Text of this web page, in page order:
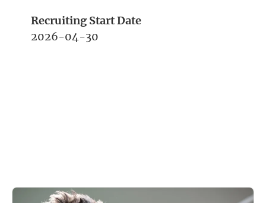
Recruiting Start Date
2026-04-30